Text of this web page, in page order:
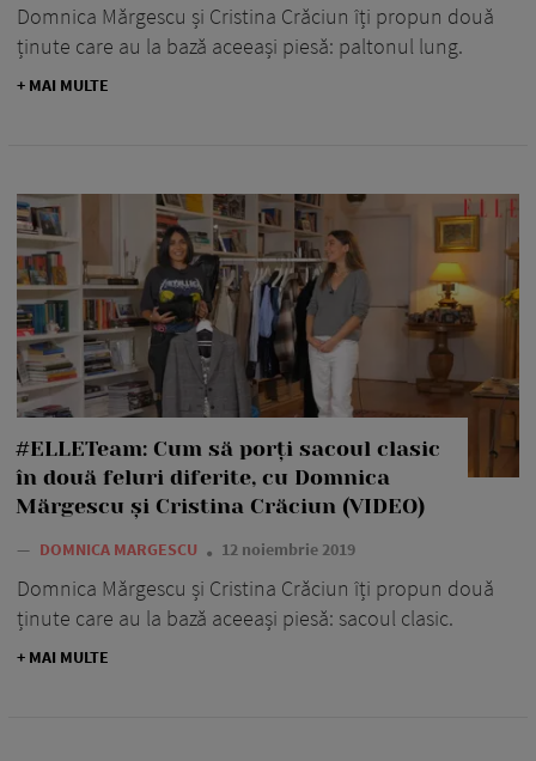
Domnica Mărgescu și Cristina Crăciun îți propun două
ținute care au la bază aceeași piesă: paltonul lung.
+ MAI MULTE
#ELLETeam: Cum să porți sacoul clasic
în două feluri diferite, cu Domnica
Mărgescu și Cristina Crăciun (VIDEO)
— DOMNICA MARGESCU 12 noiembrie 2019
Domnica Mărgescu și Cristina Crăciun îți propun două
ținute care au la bază aceeași piesă: sacoul clasic.
+ MAI MULTE